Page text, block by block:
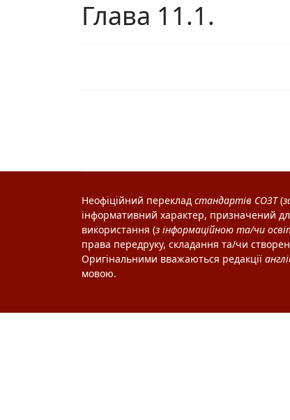
Глава 11.1.
Неофіційний переклад стандартів СОЗТ(
інформативний характер, призначений
використання (з інформаційною та/чи
права передруку, складання та/чи
Оригінальними вважаються редакції
мовою.